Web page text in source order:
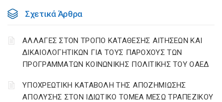
Σχετικά Άρθρα
ΑΛΛΑΓΕΣ ΣΤΟΝ ΤΡΟΠΟ ΚΑΤΑΘΕΣΗΣ ΑΙΤΗΣΕΩΝ ΚΑΙ
ΔΙΚΑΙΟΛΟΓΗΤΙΚΩΝ ΓΙΑ ΤΟΥΣ ΠΑΡΟΧΟΥΣ ΤΩΝ
ΠΡΟΓΡΑΜΜΑΤΩΝ ΚΟΙΝΩΝΙΚΗΣ ΠΟΛΙΤΙΚΗΣ ΤΟΥ ΟΑΕΔ
YΠΟΧΡΕΩΤΙΚΗ ΚΑΤΑΒΟΛΗ ΤΗΣ ΑΠΟΖΗΜΙΩΣΗΣ
ΑΠΟΛΥΣΗΣ ΣΤΟΝ ΙΔΙΩΤΙΚΟ ΤΟΜΕΑ ΜΕΣΩ ΤΡΑΠΕΖΙΚΟΥ